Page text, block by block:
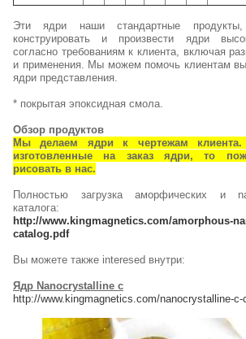
Эти ядри наши стандартные
конструировать и произвести ядри
согласно требованиям к клиента, включая
и применения. Мы можем помочь клиентам
ядри представления.
* покрытая эпоксидная смола.
Обзор продуктов
Мы делаем ядри к чертежам
изготовленные на заказ ядри, то
рисовать в нас.
Полностью загрузка аморфических и
каталога:
http://www.kingmagnetics.com/amorphous-
catalog.pdf
Вы можете также interesed внутри:
Ядр Nanocrystalline c
http://www.kingmagnetics.com/nanocrystalline-c-